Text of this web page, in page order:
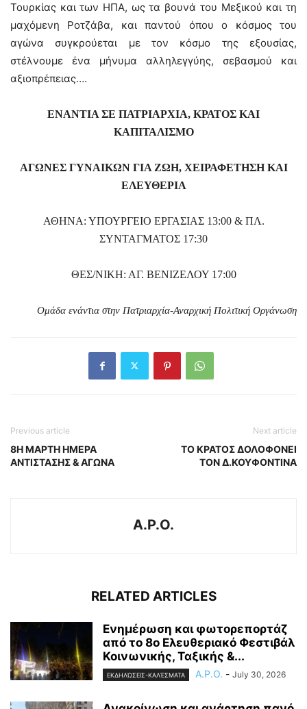
Τουρκίας και των ΗΠΑ, ως τα βουνά του Μεξικού και τη
μαχόμενη Ροτζάβα, και παντού όπου ο κόσμος του
αγώνα συγκρούεται με τον κόσμο της εξουσίας,
στέλνουμε ένα μήνυμα αλληλεγγύης, σεβασμού και
αξιοπρέπειας….
ΕΝΑΝΤΙΑ ΣΕ ΠΑΤΡΙΑΡΧΙΑ, ΚΡΑΤΟΣ ΚΑΙ
ΚΑΠΙΤΑΛΙΣΜΟ
ΑΓΩΝΕΣ ΓΥΝΑΙΚΩΝ ΓΙΑ ΖΩΗ, ΧΕΙΡΑΦΕΤΗΣΗ ΚΑΙ
ΕΛΕΥΘΕΡΙΑ
ΑΘΗΝΑ: ΥΠΟΥΡΓΕΙΟ ΕΡΓΑΣΙΑΣ 13:00 & ΠΛ.
ΣΥΝΤΑΓΜΑΤΟΣ 17:30
ΘΕΣ/ΝΙΚΗ: ΑΓ. ΒΕΝΙΖΕΛΟΥ 17:00
Ομάδα ενάντια στην Πατριαρχία-Αναρχική Πολιτική Οργάνωση
Previous article
8Η ΜΑΡΤΗ ΗΜΕΡΑ
ΑΝΤΙΣΤΑΣΗΣ & ΑΓΩΝΑ
Next article
TΟ ΚΡΑΤΟΣ ΔΟΛΟΦΟΝΕΙ
ΤΟΝ Δ.ΚΟΥΦΟΝΤΙΝΑ
A.P.O.
RELATED ARTICLES
Ενημέρωση και φωτορεπορτάζ
από το 8ο Ελευθεριακό Φεστιβάλ
Κοινωνικής, Ταξικής &...
ΕΚΔΗΛΏΣΕΙΣ-ΚΑΛΈΣΜΑΤΑ A.P.O. - July 30, 2026